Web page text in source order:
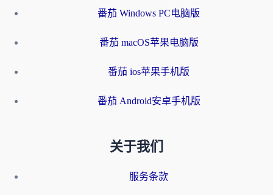
番茄 Windows PC电脑版
番茄 macOS苹果电脑版
番茄 ios苹果手机版
番茄 Android安卓手机版
关于我们
服务条款